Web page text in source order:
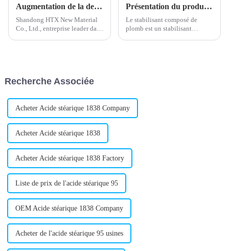
Augmentation de la demande de stabilisant composé de plomb dans le secteur de la construction
Shandong HTX New Material
Co., Ltd., entreprise leader dans
améliorer les performances…
Présentation du produit stabilisateur de plomb composé
Le stabilisant composé de
plomb est un stabilisant
Recherche Associée
Acheter Acide stéarique 1838 Company
Acheter Acide stéarique 1838
Acheter Acide stéarique 1838 Factory
Liste de prix de l'acide stéarique 95
OEM Acide stéarique 1838 Company
Acheter de l'acide stéarique 95 usines